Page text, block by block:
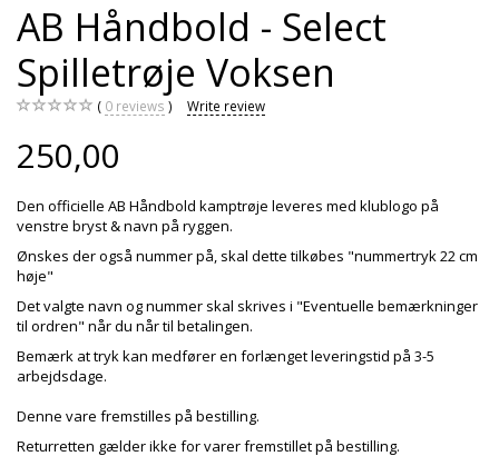
AB Håndbold - Select
Spilletrøje Voksen
0 reviews Write review
250,00
Den officielle AB Håndbold kamptrøje leveres med klublogo på
venstre bryst & navn på ryggen.
Ønskes der også nummer på, skal dette tilkøbes "nummertryk 22 cm
høje"
Det valgte navn og nummer skal skrives i "Eventuelle bemærkninger
til ordren" når du når til betalingen.
Bemærk at tryk kan medfører en forlænget leveringstid på 3-5
arbejdsdage.
Denne vare fremstilles på bestilling.
Returretten gælder ikke for varer fremstillet på bestilling.